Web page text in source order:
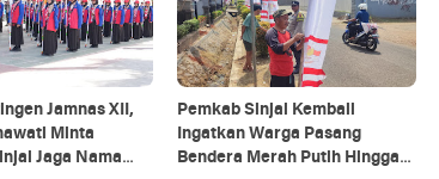
Jamnas XII,
Minta
Jaga Nama
Pemkab Sinjai Kembali
Ingatkan Warga Pasang
Bendera Merah Putih Hingga